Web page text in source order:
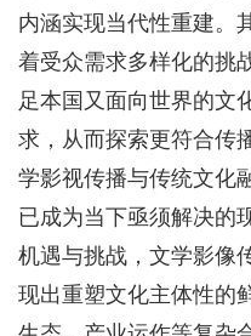
内涵实现当代性重建。
着受众需求多样化的挑
足本国又面向世界的文
求，从而探索更符合传
学影视传播与传统文化
已成为当下亟须解决的
机遇与挑战，文学影像
现出重塑文化主体性的